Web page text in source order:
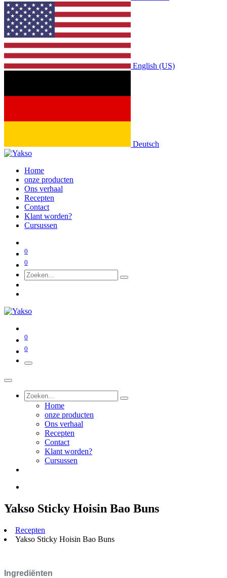
English (US)
Deutsch
Home
onze producten
Ons verhaal
Recepten
Contact
Klant worden?
Cursussen
0
0
0
0
Home
onze producten
Ons verhaal
Recepten
Contact
Klant worden?
Cursussen
Yakso Sticky Hoisin Bao Buns
Recepten
Yakso Sticky Hoisin Bao Buns
ngrediënten